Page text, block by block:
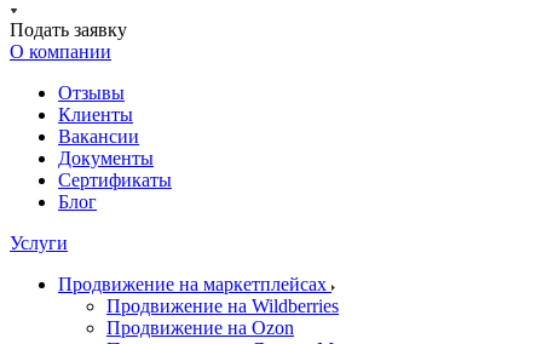
Подать заявку
О компании
Отзывы
Клиенты
Вакансии
Документы
Сертификаты
Блог
Услуги
Продвижение на маркетплейсах
Продвижение на Wildberries
Продвижение на Ozon